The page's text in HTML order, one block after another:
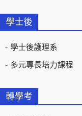
學士後
學士後護理系
多元專長培力課程
轉學考